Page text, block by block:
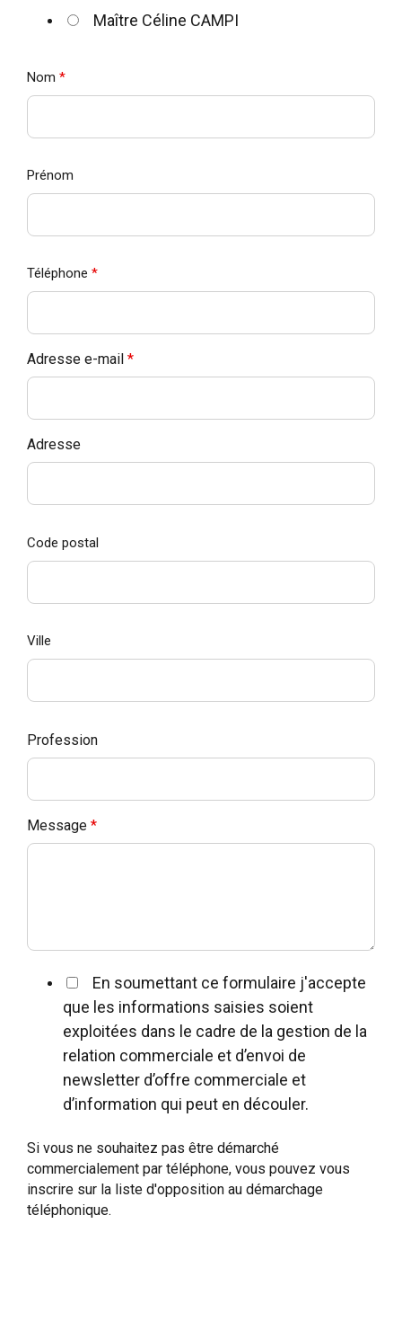
Maître Céline CAMPI
Nom *
Prénom
Téléphone *
Adresse e-mail *
Adresse
Code postal
Ville
Profession
Message *
En soumettant ce formulaire j'accepte
que les informations saisies soient
exploitées dans le cadre de la gestion de la
relation commerciale et d’envoi de
newsletter d’offre commerciale et
d’information qui peut en découler.
Si vous ne souhaitez pas être démarché
commercialement par téléphone, vous pouvez vous
inscrire sur la liste d'opposition au démarchage
téléphonique.